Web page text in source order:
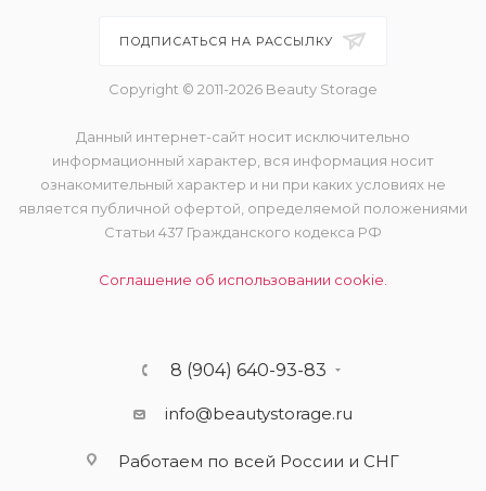
ПОДПИСАТЬСЯ НА РАССЫЛКУ
Copyright © 2011-2026 Beauty Storage
Данный интернет-сайт носит исключительно
информационный характер, вся информация носит
ознакомительный характер и ни при каких условиях не
является публичной офертой, определяемой положениями
Статьи 437 Гражданского кодекса РФ
Соглашение об использовании cookie.
8 (904) 640-93-83
info@beautystorage.ru
Работаем по всей России и СНГ